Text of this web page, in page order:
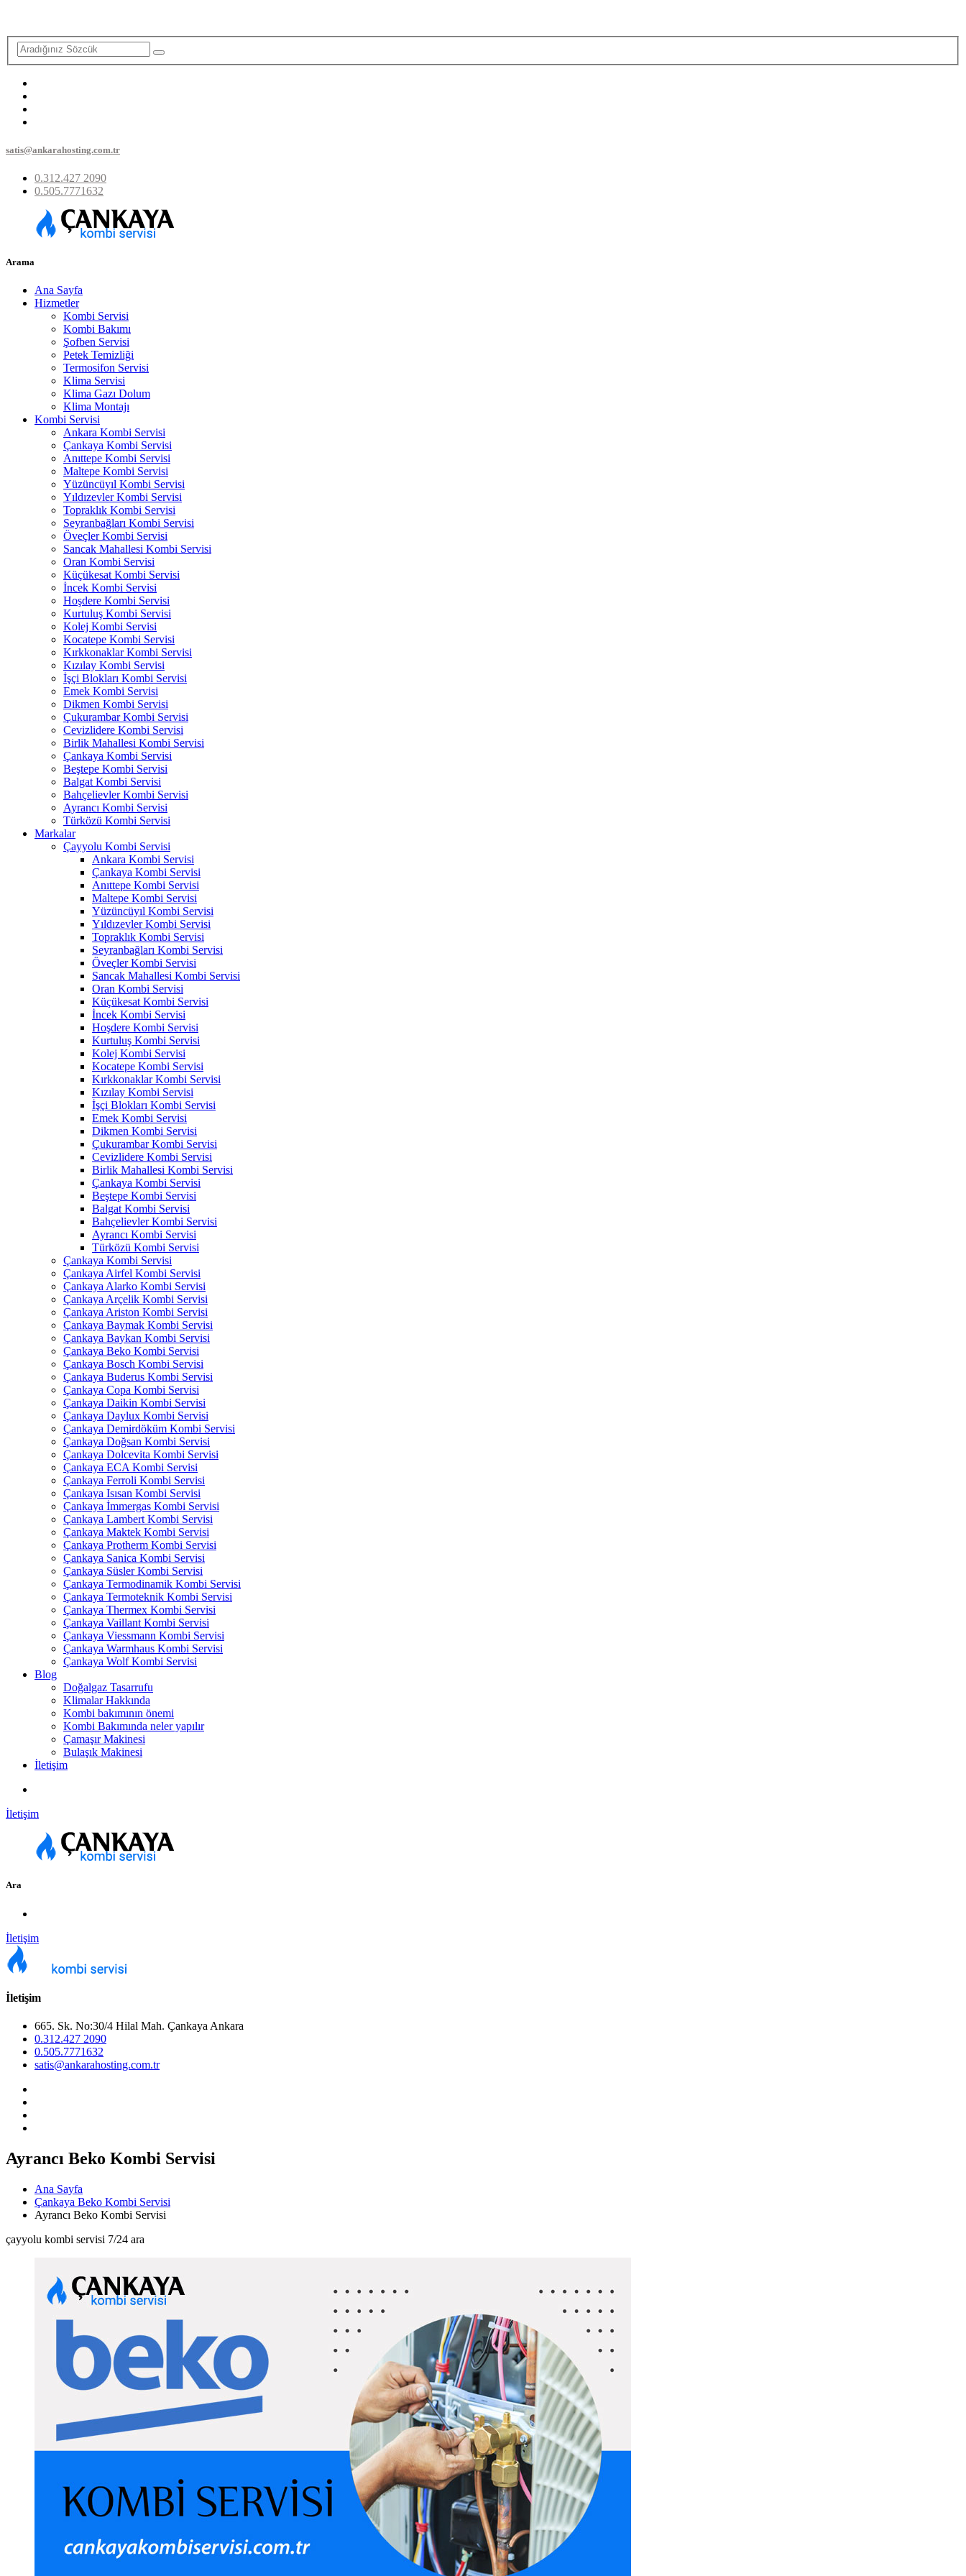
satis@ankarahosting.com.tr
0.312.427 2090
0.505.7771632
Arama
Ana Sayfa
Hizmetler
Kombi Servisi
Kombi Bakımı
Şofben Servisi
Petek Temizliği
Termosifon Servisi
Klima Servisi
Klima Gazı Dolum
Klima Montajı
Kombi Servisi
Ankara Kombi Servisi
Çankaya Kombi Servisi
Anıttepe Kombi Servisi
Maltepe Kombi Servisi
Yüzüncüyıl Kombi Servisi
Yıldızevler Kombi Servisi
Topraklık Kombi Servisi
Seyranbağları Kombi Servisi
Öveçler Kombi Servisi
Sancak Mahallesi Kombi Servisi
Oran Kombi Servisi
Küçükesat Kombi Servisi
İncek Kombi Servisi
Hoşdere Kombi Servisi
Kurtuluş Kombi Servisi
Kolej Kombi Servisi
Kocatepe Kombi Servisi
Kırkkonaklar Kombi Servisi
Kızılay Kombi Servisi
İşçi Blokları Kombi Servisi
Emek Kombi Servisi
Dikmen Kombi Servisi
Çukurambar Kombi Servisi
Cevizlidere Kombi Servisi
Birlik Mahallesi Kombi Servisi
Çankaya Kombi Servisi
Beştepe Kombi Servisi
Balgat Kombi Servisi
Bahçelievler Kombi Servisi
Ayrancı Kombi Servisi
Türközü Kombi Servisi
Markalar
Çayyolu Kombi Servisi
Ankara Kombi Servisi
Çankaya Kombi Servisi
Anıttepe Kombi Servisi
Maltepe Kombi Servisi
Yüzüncüyıl Kombi Servisi
Yıldızevler Kombi Servisi
Topraklık Kombi Servisi
Seyranbağları Kombi Servisi
Öveçler Kombi Servisi
Sancak Mahallesi Kombi Servisi
Oran Kombi Servisi
Küçükesat Kombi Servisi
İncek Kombi Servisi
Hoşdere Kombi Servisi
Kurtuluş Kombi Servisi
Kolej Kombi Servisi
Kocatepe Kombi Servisi
Kırkkonaklar Kombi Servisi
Kızılay Kombi Servisi
İşçi Blokları Kombi Servisi
Emek Kombi Servisi
Dikmen Kombi Servisi
Çukurambar Kombi Servisi
Cevizlidere Kombi Servisi
Birlik Mahallesi Kombi Servisi
Çankaya Kombi Servisi
Beştepe Kombi Servisi
Balgat Kombi Servisi
Bahçelievler Kombi Servisi
Ayrancı Kombi Servisi
Türközü Kombi Servisi
Çankaya Kombi Servisi
Çankaya Airfel Kombi Servisi
Çankaya Alarko Kombi Servisi
Çankaya Arçelik Kombi Servisi
Çankaya Ariston Kombi Servisi
Çankaya Baymak Kombi Servisi
Çankaya Baykan Kombi Servisi
Çankaya Beko Kombi Servisi
Çankaya Bosch Kombi Servisi
Çankaya Buderus Kombi Servisi
Çankaya Copa Kombi Servisi
Çankaya Daikin Kombi Servisi
Çankaya Daylux Kombi Servisi
Çankaya Demirdöküm Kombi Servisi
Çankaya Doğsan Kombi Servisi
Çankaya Dolcevita Kombi Servisi
Çankaya ECA Kombi Servisi
Çankaya Ferroli Kombi Servisi
Çankaya Isısan Kombi Servisi
Çankaya İmmergas Kombi Servisi
Çankaya Lambert Kombi Servisi
Çankaya Maktek Kombi Servisi
Çankaya Protherm Kombi Servisi
Çankaya Sanica Kombi Servisi
Çankaya Süsler Kombi Servisi
Çankaya Termodinamik Kombi Servisi
Çankaya Termoteknik Kombi Servisi
Çankaya Thermex Kombi Servisi
Çankaya Vaillant Kombi Servisi
Çankaya Viessmann Kombi Servisi
Çankaya Warmhaus Kombi Servisi
Çankaya Wolf Kombi Servisi
Blog
Doğalgaz Tasarrufu
Klimalar Hakkında
Kombi bakımının önemi
Kombi Bakımında neler yapılır
Çamaşır Makinesi
Bulaşık Makinesi
İletişim
İletişim
Ara
İletişim
İletişim
665. Sk. No:30/4 Hilal Mah. Çankaya Ankara
0.312.427 2090
0.505.7771632
satis@ankarahosting.com.tr
Ayrancı Beko Kombi Servisi
Ana Sayfa
Çankaya Beko Kombi Servisi
Ayrancı Beko Kombi Servisi
çayyolu kombi servisi 7/24 ara